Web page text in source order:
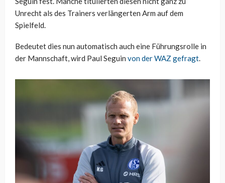
Unrecht als des Trainers verlängerten Arm auf dem
Spielfeld.
Bedeutet dies nun automatisch auch eine Führungsrolle in
der Mannschaft, wird Paul Seguin von der WAZ gefragt.